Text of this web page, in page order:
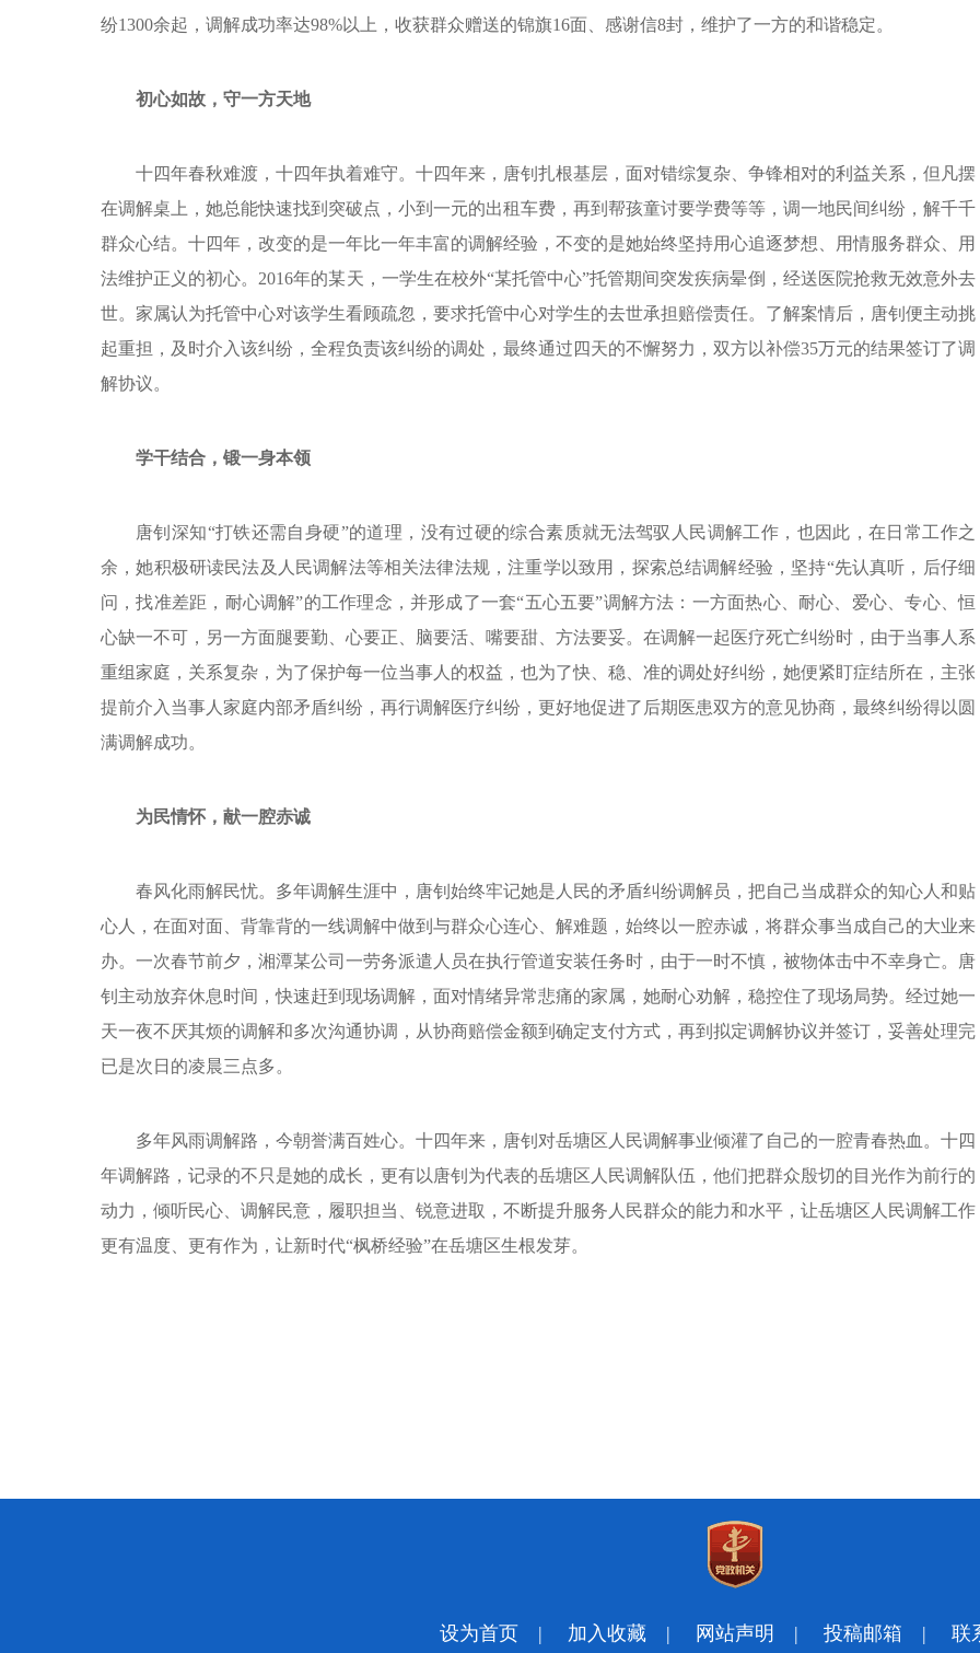
纷1300余起，调解成功率达98%以上，收获群众赠送的锦旗16面、感谢信8封，维护了一方的和谐稳定。
初心如故，守一方天地
十四年春秋难渡，十四年执着难守。十四年来，唐钊扎根基层，面对错综复杂、争锋相对的利益关系，但凡摆
在调解桌上，她总能快速找到突破点，小到一元的出租车费，再到帮孩童讨要学费等等，调一地民间纠纷，解千千
群众心结。十四年，改变的是一年比一年丰富的调解经验，不变的是她始终坚持用心追逐梦想、用情服务群众、用
法维护正义的初心。2016年的某天，一学生在校外“某托管中心”托管期间突发疾病晕倒，经送医院抢救无效意外去
世。家属认为托管中心对该学生看顾疏忽，要求托管中心对学生的去世承担赔偿责任。了解案情后，唐钊便主动挑
起重担，及时介入该纠纷，全程负责该纠纷的调处，最终通过四天的不懈努力，双方以补偿35万元的结果签订了调
解协议。
学干结合，锻一身本领
唐钊深知“打铁还需自身硬”的道理，没有过硬的综合素质就无法驾驭人民调解工作，也因此，在日常工作之
余，她积极研读民法及人民调解法等相关法律法规，注重学以致用，探索总结调解经验，坚持“先认真听，后仔细
问，找准差距，耐心调解”的工作理念，并形成了一套“五心五要”调解方法：一方面热心、耐心、爱心、专心、恒
心缺一不可，另一方面腿要勤、心要正、脑要活、嘴要甜、方法要妥。在调解一起医疗死亡纠纷时，由于当事人系
重组家庭，关系复杂，为了保护每一位当事人的权益，也为了快、稳、准的调处好纠纷，她便紧盯症结所在，主张
提前介入当事人家庭内部矛盾纠纷，再行调解医疗纠纷，更好地促进了后期医患双方的意见协商，最终纠纷得以圆
满调解成功。
为民情怀，献一腔赤诚
春风化雨解民忧。多年调解生涯中，唐钊始终牢记她是人民的矛盾纠纷调解员，把自己当成群众的知心人和贴
心人，在面对面、背靠背的一线调解中做到与群众心连心、解难题，始终以一腔赤诚，将群众事当成自己的大业来
办。一次春节前夕，湘潭某公司一劳务派遣人员在执行管道安装任务时，由于一时不慎，被物体击中不幸身亡。唐
钊主动放弃休息时间，快速赶到现场调解，面对情绪异常悲痛的家属，她耐心劝解，稳控住了现场局势。经过她一
天一夜不厌其烦的调解和多次沟通协调，从协商赔偿金额到确定支付方式，再到拟定调解协议并签订，妥善处理完
已是次日的凌晨三点多。
多年风雨调解路，今朝誉满百姓心。十四年来，唐钊对岳塘区人民调解事业倾灌了自己的一腔青春热血。十四
年调解路，记录的不只是她的成长，更有以唐钊为代表的岳塘区人民调解队伍，他们把群众殷切的目光作为前行的
动力，倾听民心、调解民意，履职担当、锐意进取，不断提升服务人民群众的能力和水平，让岳塘区人民调解工作
更有温度、更有作为，让新时代“枫桥经验”在岳塘区生根发芽。
设为首页 | 加入收藏 | 网站声明 | 投稿邮箱 | 联